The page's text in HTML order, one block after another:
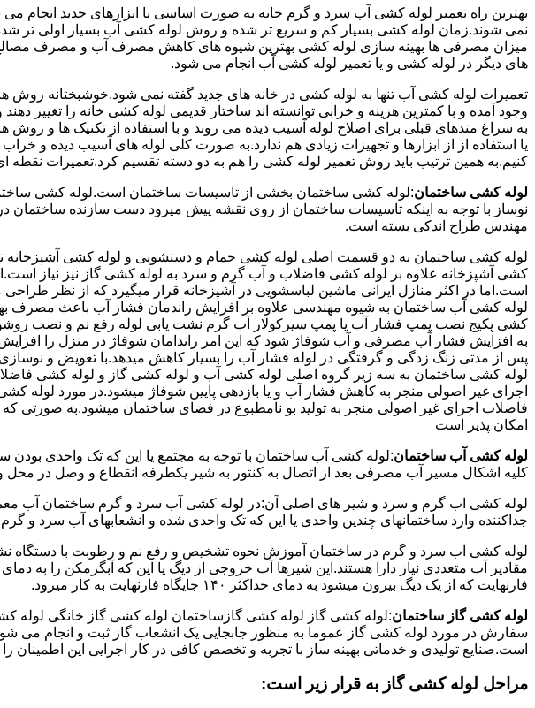
بهترین راه تعمیر لوله کشی آب سرد و گرم خانه به صورت اساسی با ابزارهای جدید
نمی شوند.زمان لوله کشی بسیار کم و سریع تر شده و روش لوله کشی آب بسیار اولی تر
میزان مصرفی ها بهینه سازی لوله کشی بهترین شیوه های کاهش مصرف آب و مصرف مصالح و
های دیگر در لوله کشی و یا تعمیر لوله کشی آب انجام می شود.
تعمیرات لوله کشی آب تنها به لوله کشی در خانه های جدید گفته نمی شود.خوشبختانه روش
وجود آمده و با کمترین هزینه و خرابی توانسته اند ساختار قدیمی لوله کشی خانه را تغییر
به سراغ متدهای قبلی برای اصلاح لوله آسیب دیده می روند و با استفاده از تکنیک ها و
یا استفاده از از ابزارها و تجهیزات زیادی هم ندارد.به صورت کلی لوله های آسیب دیده و
کنیم.به همین ترتیب باید روش تعمیر لوله کشی را هم به دو دسته تقسیم کرد.تعمیرات
لوله کشی ساختمان:لوله کشی ساختمان بخشی از تاسیسات ساختمان است.لوله کشی
نوساز با توجه به اینکه تاسیسات ساختمان از روی نقشه پیش میرود دست سازنده ساختمان
مهندس طراح اندکی بسته است.
لوله کشی ساختمان به دو قسمت اصلی لوله کشی حمام و دستشویی و لوله کشی آشپزخانه
کشی آشپزخانه علاوه بر لوله کشی فاضلاب و آب گرم و سرد به لوله کشی گاز نیز نیاز
است.اما در اکثر منازل ایرانی ماشین لباسشویی در آشپزخانه قرار میگیرد که از نظر
لوله کشی آب ساختمان به شیوه مهندسی علاوه بر افزایش راندمان فشار آب باعث مصرف
کشی پکیج نصب پمپ فشار آب یا پمپ سیرکولار آب گرم نشت یابی لوله رفع نم و نصب
پس از مدتی زنگ زدگی و گرفتگی در لوله فشار آب را بسیار کاهش میدهد.با تعویض و
لوله کشی ساختمان به سه زیر گروه اصلی لوله کشی آب و لوله کشی گاز و لوله کشی
اجرای غیر اصولی منجر به کاهش فشار آب و یا بازدهی پایین شوفاژ میشود.در مورد لوله
فاضلاب اجرای غیر اصولی منجر به تولید بو نامطبوع در فضای ساختمان میشود.به
امکان پذیر است
لوله کشی آب ساختمان:لوله کشی آب ساختمان با توجه به مجتمع یا این که تک واحدی
کلیه اشکال مسیر آب مصرفی بعد از اتصال به کنتور به شیر یکطرفه انقطاع و وصل در
لوله کشی اب گرم و سرد و شیر های اصلی آن:در لوله کشی آب سرد و گرم ساختمان آب
جداکننده وارد ساختمانهای چندین واحدی یا این که تک واحدی شده و انشعابهای آب سرد و
لوله کشی اب سرد و گرم در ساختمان آموزش نحوه تشخیص و رفع نم و رطوبت با دستگاه
فارنهایت که از یک دیگ بیرون میشود به دمای حداکثر ۱۴۰ جایگاه فارنهایت به کار میرود.
لوله کشی گاز ساختمان:لوله کشی گاز لوله کشی گازساختمان لوله کشی گاز خانگی لوله
سفارش در مورد لوله کشی گاز عموما به منظور جابجایی یک انشعاب گاز ثبت و انجام می شود
است.صنایع تولیدی و خدماتی بهینه ساز با تجربه و تخصص کافی در کار اجرایی این اطمینان
مراحل لوله کشی گاز به قرار زیر است: